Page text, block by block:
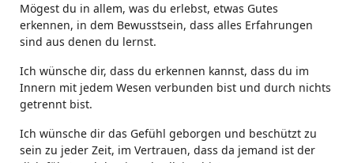
Mögest du in allem, was du erlebst, etwas Gutes
erkennen, in dem Bewusstsein, dass alles Erfahrungen
sind aus denen du lernst.
Ich wünsche dir, dass du erkennen kannst, dass du im
Innern mit jedem Wesen verbunden bist und durch nichts
getrennt bist.
Ich wünsche dir das Gefühl geborgen und beschützt zu
sein zu jeder Zeit, im Vertrauen, dass da jemand ist der